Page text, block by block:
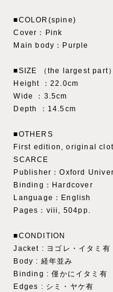
■COLOR(spine)
Cover：Pink
Main body：Purple
■SIZE （the largest part）
Height ：22.0cm
Wide ：3.5cm
Depth ：14.5cm
■OTHERS
First edition, original
SCARCE
Publisher：Oxford
Binding：Hardcover
Language：English
Pages：viii, 504pp.
■CONDITION
Jacket : ヨゴレ・イタミ有
Body : 経年並み
Binding : 僅かにイタミ有
Edges : シミ・ヤケ有